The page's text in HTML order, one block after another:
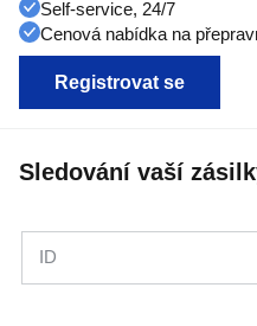
Self-service, 24/7
Cenová nabídka na
Registrovat se
Sledování vaší
ID